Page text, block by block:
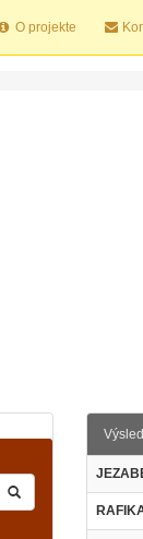
O projekte